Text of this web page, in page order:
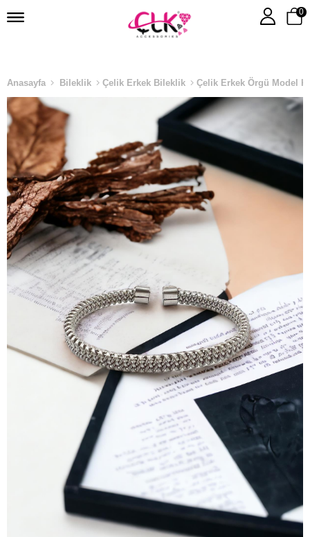
0
Anasayfa Bileklik Çelik Erkek Bileklik Çelik Erkek Örgü Model